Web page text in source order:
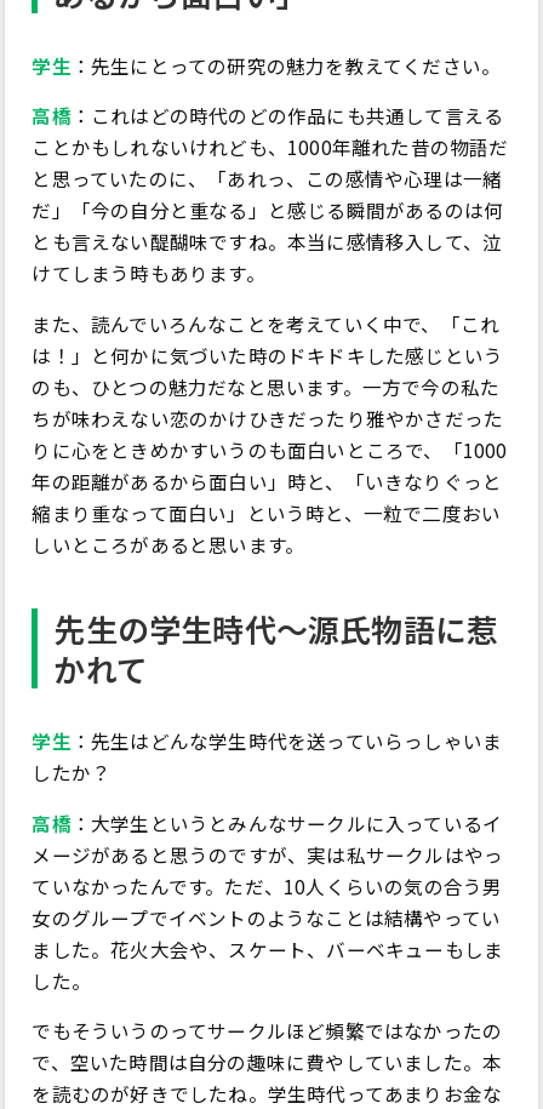
学生 ：先生にとっての研究の魅力を教えてください。
高橋：これはどの時代のどの作品にも共通して言える
ことかもしれないけれども、1000年離れた昔の物語だ
と思っていたのに、「あれっ、この感情や心理は一緒
だ」「今の自分と重なる」と感じる瞬間があるのは何
とも言えない醍醐味ですね。本当に感情移入して、泣
けてしまう時もあります。
また、読んでいろんなことを考えていく中で、「これ
は！」と何かに気づいた時のドキドキした感じという
のも、ひとつの魅力だなと思います。一方で今の私た
ちが味わえない恋のかけひきだったり雅やかさだった
りに心をときめかすいうのも面白いところで、「1000
年の距離があるから面白い」時と、「いきなりぐっと
縮まり重なって面白い」という時と、一粒で二度おい
しいところがあると思います。
先生の学生時代～源氏物語に惹
かれて
学生 ：先生はどんな学生時代を送っていらっしゃいま
したか？
高橋：大学生というとみんなサークルに入っているイ
メージがあると思うのですが、実は私サークルはやっ
ていなかったんです。ただ、10人くらいの気の合う男
女のグループでイベントのようなことは結構やってい
ました。花火大会や、スケート、バーベキューもしま
した。
でもそういうのってサークルほど頻繁ではなかったの
で、空いた時間は自分の趣味に費やしていました。本
を読むのが好きでしたね。学生時代ってあまりお金な